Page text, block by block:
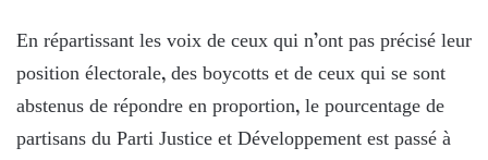
En répartissant les voix de ceux qui n’ont pas précisé leur
position électorale, des boycotts et de ceux qui se sont
abstenus de répondre en proportion, le pourcentage de
partisans du Parti Justice et Développement est passé à